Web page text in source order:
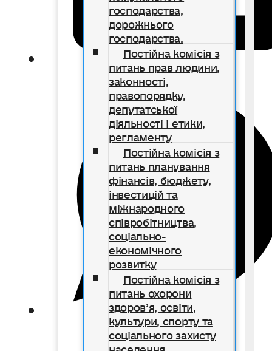
господарства,
дорожнього
господарства.
Постійна комісія з
питань прав людини,
законності,
правопорядку,
депутатської
діяльності і етики,
регламенту
Постійна комісія з
питань планування
фінансів, бюджету,
інвестицій та
міжнародного
співробітництва,
соціально-
економічного
розвитку
Постійна комісія з
питань охорони
здоров’я, освіти,
культури, спорту та
соціального захисту
населення